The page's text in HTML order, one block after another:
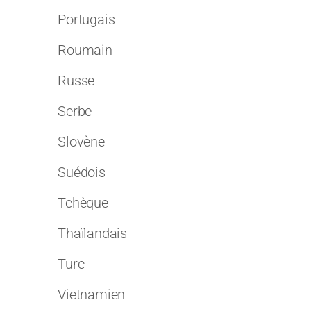
Portugais
Roumain
Russe
Serbe
Slovène
Suédois
Tchèque
Thaïlandais
Turc
Vietnamien